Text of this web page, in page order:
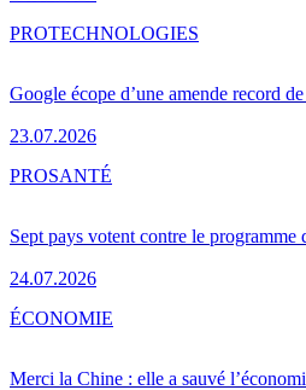
Google écope d’une amende record
23.07.2026
PROTECHNOLOGIES
Sept pays votent contre le programme
24.07.2026
PROSANTÉ
Merci la Chine : elle a sauvé
ÉCONOMIE